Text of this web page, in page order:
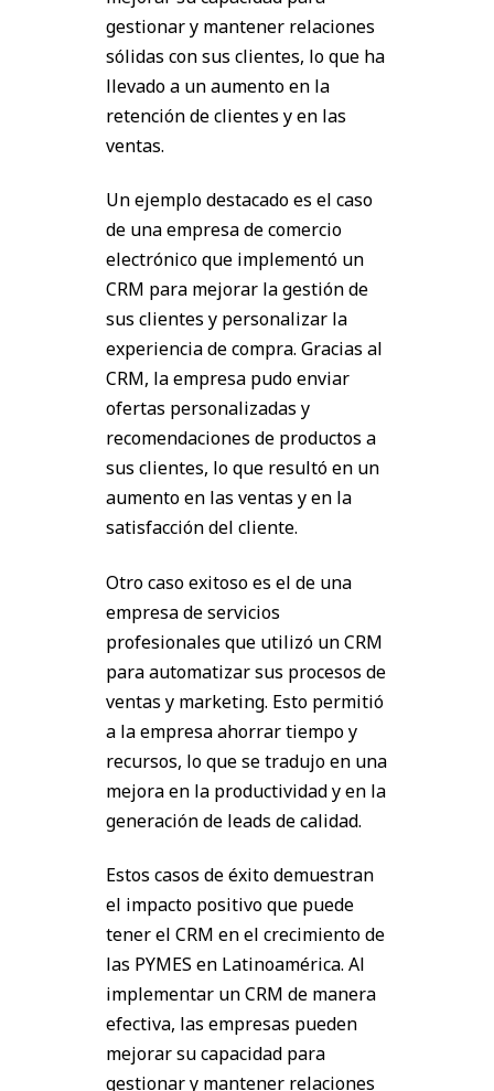
gestionar y mantener relaciones
sólidas con sus clientes, lo que ha
llevado a un aumento en la
retención de clientes y en las
ventas.
Un ejemplo destacado es el caso
de una empresa de comercio
electrónico que implementó un
CRM para mejorar la gestión de
sus clientes y personalizar la
experiencia de compra. Gracias al
CRM, la empresa pudo enviar
ofertas personalizadas y
recomendaciones de productos a
sus clientes, lo que resultó en un
aumento en las ventas y en la
satisfacción del cliente.
Otro caso exitoso es el de una
empresa de servicios
profesionales que utilizó un CRM
para automatizar sus procesos de
ventas y marketing. Esto permitió
a la empresa ahorrar tiempo y
recursos, lo que se tradujo en una
mejora en la productividad y en la
generación de leads de calidad.
Estos casos de éxito demuestran
el impacto positivo que puede
tener el CRM en el crecimiento de
las PYMES en Latinoamérica. Al
implementar un CRM de manera
efectiva, las empresas pueden
mejorar su capacidad para
gestionar y mantener relaciones